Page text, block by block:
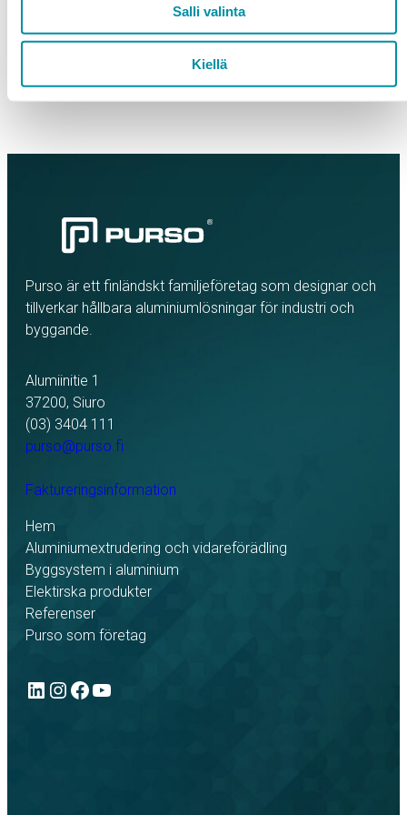
Salli valinta
Kiellä
Purso är ett finländskt familjeföretag som designar och
tillverkar hållbara aluminiumlösningar för industri och
byggande.
Alumiinitie 1
37200, Siuro
(03) 3404 111
purso@purso.fi
Faktureringsinformation
Hem
Aluminiumextrudering och vidareförädling
Byggsystem i aluminium
Elektirska produkter
Referenser
Purso som företag
LinkedIn
Instagram
Facebook
YouTube